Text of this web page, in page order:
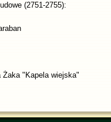
(2751-2755):
Żaka "Kapela wiejska"